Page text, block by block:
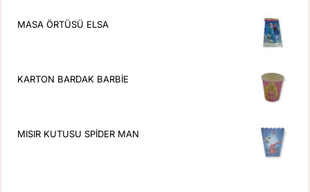
MASA ÖRTÜSÜ ELSA
KARTON BARDAK BARBİE
MISIR KUTUSU SPİDER MAN